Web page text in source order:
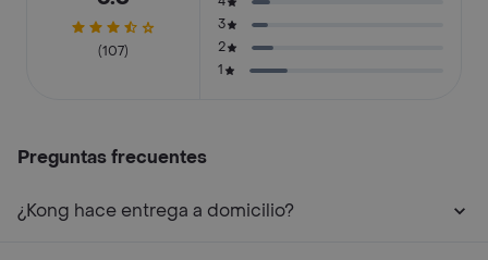
(107)
3
2
1
Preguntas frecuentes
¿Kong hace entrega a domicilio?